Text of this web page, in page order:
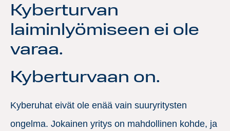
Kyberturvan
laiminlyömiseen ei ole
varaa.
Kyberturvaan on.
Kyberuhat eivät ole enää vain suuryritysten
ongelma. Jokainen yritys on mahdollinen kohde, ja